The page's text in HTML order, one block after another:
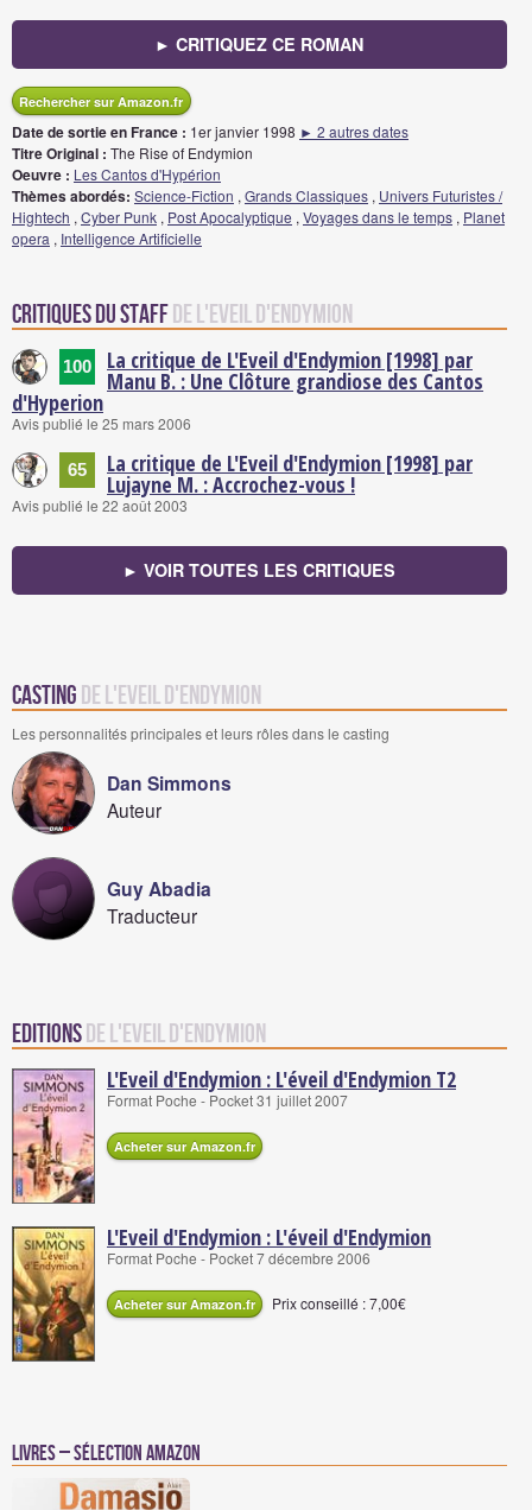
► CRITIQUEZ CE ROMAN
Rechercher sur Amazon.fr
Date de sortie en France : 1er janvier 1998 ► 2 autres dates
Titre Original : The Rise of Endymion
Oeuvre : Les Cantos d'Hypérion
Thèmes abordés: Science-Fiction , Grands Classiques , Univers Futuristes /
Hightech , Cyber Punk , Post Apocalyptique , Voyages dans le temps , Planet
opera , Intelligence Artificielle
Critiques du staffde L'Eveil d'Endymion
100 La critique de L'Eveil d'Endymion [1998] par
Manu B. : Une Clôture grandiose des Cantos
d'Hyperion
Avis publié le 25 mars 2006
65 La critique de L'Eveil d'Endymion [1998] par
Lujayne M. : Accrochez-vous !
Avis publié le 22 août 2003
► VOIR TOUTES LES CRITIQUES
Casting de L'Eveil d'Endymion
Les personnalités principales et leurs rôles dans le casting
Dan Simmons
Auteur
Guy Abadia
Traducteur
Editionsde L'Eveil d'Endymion
L'Eveil d'Endymion : L'éveil d'Endymion T2
Format Poche - Pocket 31 juillet 2007
Acheter sur Amazon.fr
L'Eveil d'Endymion : L'éveil d'Endymion
Format Poche - Pocket 7 décembre 2006
Acheter sur Amazon.fr Prix conseillé : 7,00€
Livres – Sélection Amazon